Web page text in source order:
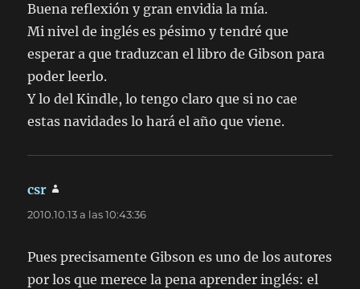
Buena reflexión y gran envidia la mía.
Mi nivel de inglés es pésimo y tendré que
esperar a que traduzcan el libro de Gibson para
poder leerlo.
Y lo del Kindle, lo tengo claro que si no cae
estas navidades lo hará el año que viene.
csr
2010.10.13 a las 10:43:36
Pues precisamente Gibson es uno de los autores
por los que merece la pena aprender inglés: el